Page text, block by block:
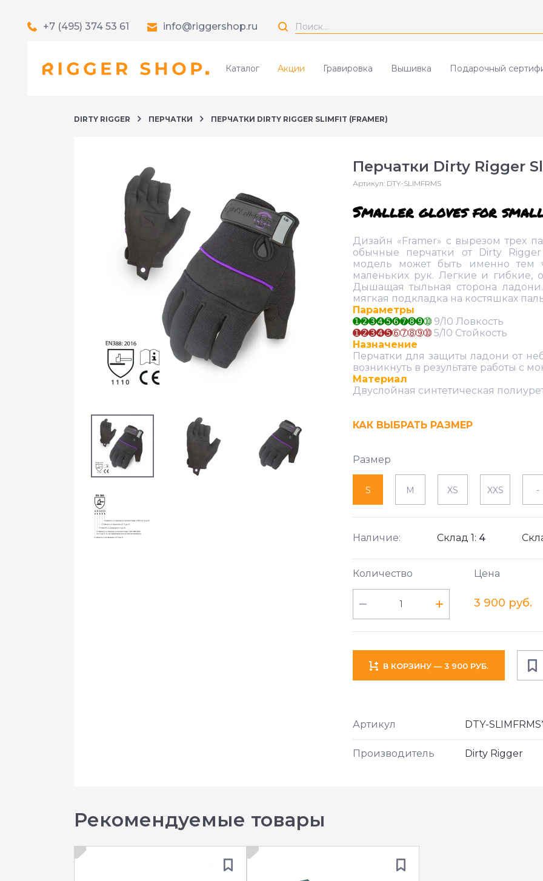
+7 (495) 374 53 61 info@riggershop.ru
Каталог Акции Гравировка Вышивка Подарочный
DIRTY RIGGER ПЕРЧАТКИ ПЕРЧАТКИ DIRTY RIGGER SLIMFIT (FRAMER)
Перчатки Dirty Rigger
Артикул: DTY-SLIMFRMS
Smaller gloves for
Дизайн «Framer» с вырезом трех
обычные перчатки от Dirty
модель может быть именно тем
маленьких рук. Легкие и гибкие,
Дышащая тыльная сторона
мягкая подкладка на костяшках
Параметры
➊➋➌➍➎➏➐➑➒➉ 9/10 Ловкость
➊➋➌➍➎➅➆➇➈➉5/10 Стойкость
Назначение
Перчатки для защиты ладони от
возникнуть в результате работы с
Материал
Двуслойная синтетическая
КАК ВЫБРАТЬ РАЗМЕР
Размер
S M XS XXS -
Наличие: Склад 1: 4
Количество Цена
3 900 руб.
В КОРЗИНУ — 3 900 РУБ.
Артикул DTY-
Производитель Dirty Rigger
Рекомендуемые товары